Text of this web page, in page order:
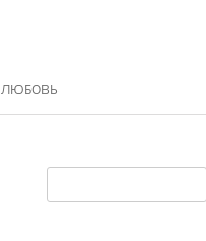
ЛЮБОВЬ